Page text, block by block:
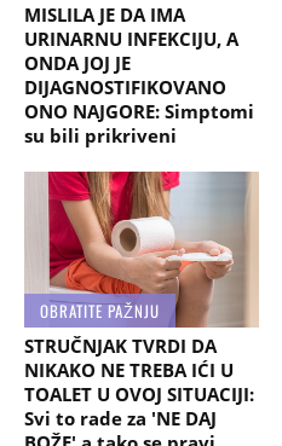
MISLILA JE DA IMA
URINARNU INFEKCIJU, A
ONDA JOJ JE
DIJAGNOSTIFIKOVANO
ONO NAJGORE: Simptomi
su bili prikriveni
OBRATITE PAŽNJU
STRUČNJAK TVRDI DA
NIKAKO NE TREBA IĆI U
TOALET U OVOJ SITUACIJI:
Svi to rade za 'NE DAJ